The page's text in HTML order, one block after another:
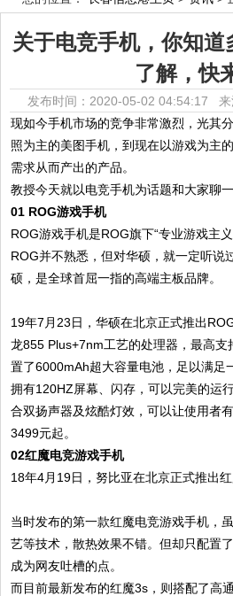
关于电竞手机，你知
了解，快
发布时间：2020-05-02 04:54:17
现如今手机市场的竞争非常激烈，光其
照为主的美图手机，到现在以游戏为主
需求从而产出的产品。
教授今天就以电竞手机为话题和大家聊
01 ROG游戏手机
ROG游戏手机是ROG旗下“专业游戏主
ROG并不熟悉，但对华硕，就一定听说
硕，是全球首屈一指的高端主板品牌。
​19年7月23日，华硕在北京正式推出
龙855 Plus+7nm工艺的处理器，最高支
置了6000mAh超大容量电池，足以满足
拥有120HZ屏幕、闪存，可以完美的运
合双扬声器及炫酷灯效，可以让使用者
3499元起。
02红魔电竞游戏手机
18年4月19日，努比亚在北京正式推出红
当时发布的第一款红魔电竞游戏手机，
艺等技术，散热效果不错。但却只配置
成为网友吐槽的点。
而目前最新发布的红魔3s，则搭配了高